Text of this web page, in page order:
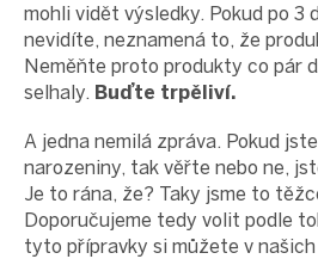
mohli vidět výsledky. Pokud po 3
nevidíte, neznamená to, že
Neměňte proto produkty co pár
selhaly. Buďte trpěliví.
A jedna nemilá zpráva. Pokud
narozeniny, tak věřte nebo ne,
Je to rána, že? Taky jsme to
Doporučujeme tedy volit podle
tyto přípravky si můžete v